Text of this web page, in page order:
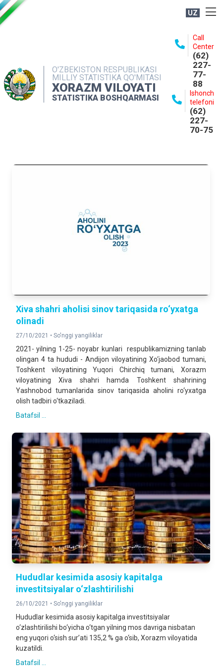
UZ
O'ZBEKISTON RESPUBLIKASI
MILLIY STATISTIKA QO'MITASI
XORAZM VILOYATI
STATISTIKA BOSHQARMASI
Call
Center
(62)
227-
77-
88
Ishonch
telefoni
(62)
227-
70-75
NASHRLAR
INTERAKTIV XIZMATLAR
MATBUOT XIZMATI
Xiva shahri aholisi sinov tariqasida ro‘yxatga
olinadi
27/10/2021 • So'nggi yangiliklar
2021- yilning 1-25- noyabr kunlari respublikamizning tanlab
olingan 4 ta hududi - Andijon viloyatining Xo‘jaobod tumani,
Toshkent viloyatining Yuqori Chirchiq tumani, Xorazm
viloyatining Xiva shahri hamda Toshkent shahrining
Yashnobod tumanlarida sinov tariqasida aholini ro‘yxatga
olish tadbiri o‘tkaziladi.
Batafsil ...
Hududlar kesimida asosiy kapitalga
investitsiyalar o‘zlashtirilishi
26/10/2021 • So'nggi yangiliklar
Hududlar kesimida asosiy kapitalga investitsiyalar
o‘zlashtirilishi bo‘yicha o‘tgan yilning mos davriga nisbatan
eng yuqori o‘sish sur’ati 135,2 % ga o‘sib, Xorazm viloyatida
kuzatildi.
Batafsil ...